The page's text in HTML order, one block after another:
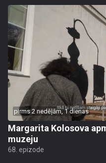
pirms 2 nedēļām, 1 dienas
Margarita Kolosova
muzeju
68. epizode